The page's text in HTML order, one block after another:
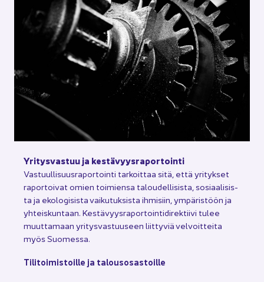
Yri­tys­vas­tuu ja kes­tä­vyys­ra­por­toin­ti
Vas­tuul­li­suus­ra­por­toin­ti tar­koit­taa sitä, että yri­tyk­set
ra­por­toi­vat omien toi­mien­sa ta­lou­del­li­sis­ta, so­si­aa­li­sis­
ta ja eko­lo­gi­sis­ta vai­ku­tuk­sis­ta ih­mi­siin, ym­pä­ris­töön ja
yh­teis­kun­taan. Kes­tä­vyys­ra­por­toin­ti­di­rek­tii­vi tulee
muut­ta­maan yri­tys­vas­tuuseen liit­ty­viä vel­voit­tei­ta
myös Suo­mes­sa.
Ti­li­toi­mis­toil­le ja ta­lous­osas­toil­le